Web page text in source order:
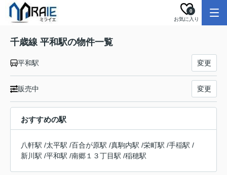
お気に入り
0
千歳線 平和駅の物件一覧
平和駅 変更
販売中 変更
おすすめの駅
八軒駅 /太平駅 /百合が原駅 /真駒内駅 /栄町駅 /手稲駅 /
新川駅 /平和駅 /南郷１３丁目駅 /稲穂駅